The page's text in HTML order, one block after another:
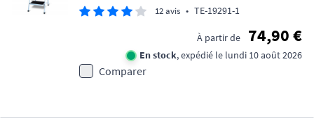
12 avis • TE-19291-1
À partir de 74,90 €
En stock, expédié le lundi 10 août 2026
Comparer